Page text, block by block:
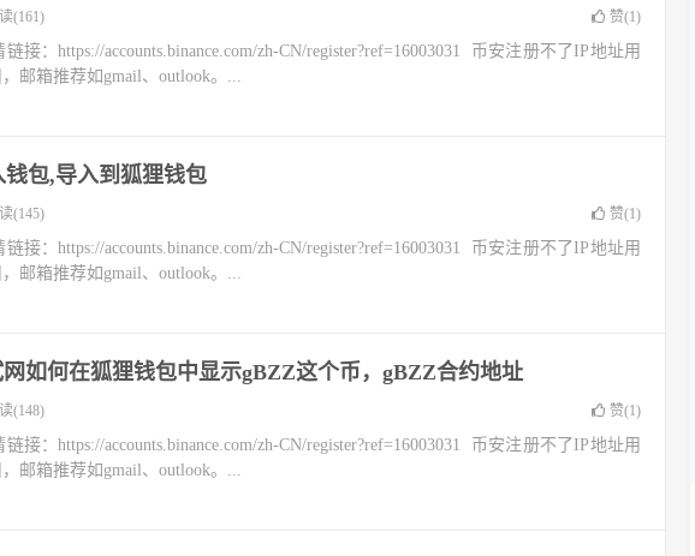
(161) 赞(1)
接：https://accounts.binance.com/zh-CN/register?ref=16003031 币安注册不了IP地址用
邮箱推荐如gmail、outlook。...
包,导入到狐狸钱包
(145) 赞(1)
接：https://accounts.binance.com/zh-CN/register?ref=16003031 币安注册不了IP地址用
邮箱推荐如gmail、outlook。...
如何在狐狸钱包中显示gBZZ这个币，gBZZ合约地址
(148) 赞(1)
接：https://accounts.binance.com/zh-CN/register?ref=16003031 币安注册不了IP地址用
邮箱推荐如gmail、outlook。...